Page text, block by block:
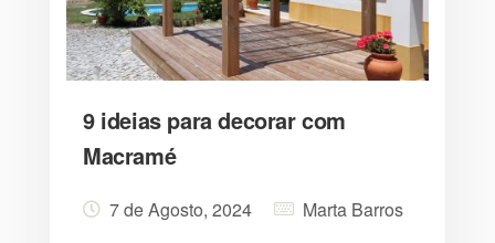
9 ideias para decorar com
Macramé
7 de Agosto, 2024
Marta Barros